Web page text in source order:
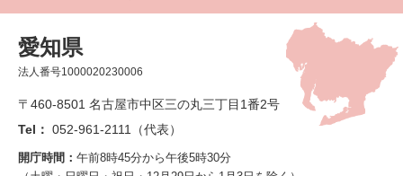
愛知県
法人番号1000020230006
〒460-8501 名古屋市中区三の丸三丁目1番2号
Tel： 052-961-2111（代表）
開庁時間： 午前8時45分から午後5時30分